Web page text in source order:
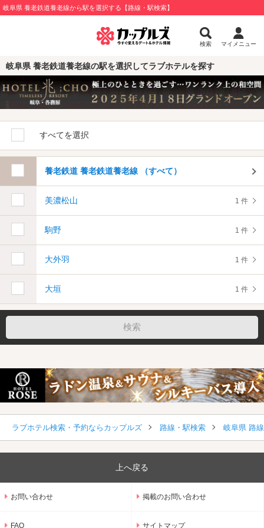
岐阜県 養老鉄道養老線から駅を選択する【路線・駅検索】
検索 マイメニュー
岐阜県 養老鉄道養老線の駅を選択してラブホテルを探す
すべてを選択
養老鉄道 養老鉄道養老線 （すべて）
美濃松山 1 件
駒野 1 件
大外羽 1 件
大垣 1 件
ラブホテル検索・予約ならカップルズ 路線・駅検索 岐阜県 路
上へ戻る
お問い合わせ 掲載のお問い合わせ
FAQ サイトマップ